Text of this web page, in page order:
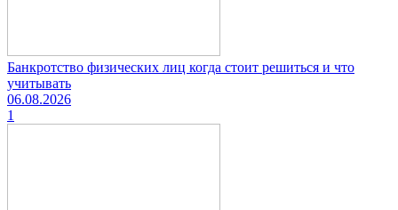
Банкротство физических лиц когда стоит решиться и что
учитывать
06.08.2026
1